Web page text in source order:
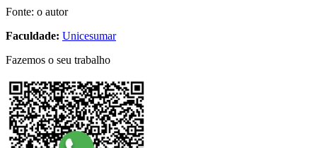
Fonte: o autor
Faculdade: Unicesumar
Fazemos o seu trabalho